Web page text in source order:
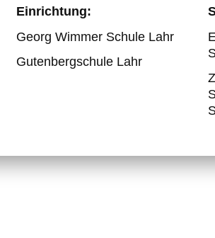
Einrichtung:
Georg Wimmer Schule Lahr
Gutenbergschule Lahr